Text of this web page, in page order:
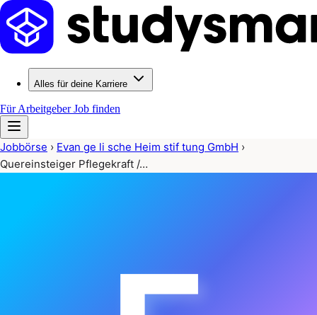
Alles für deine Karriere
Für ArbeitgeberJob finden
Jobbörse › Evan ge li sche Heim stif tung GmbH ›
Quereinsteiger Pflegekraft /…